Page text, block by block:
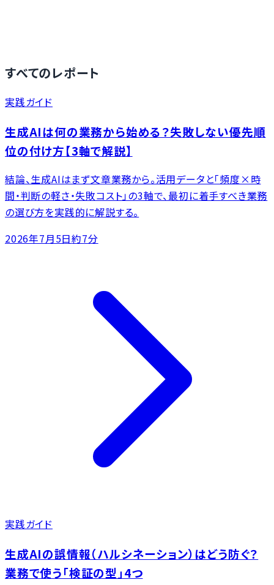
すべてのレポート
実践ガイド
生成AIは何の業務から始める？失敗しない優先順
位の付け方【3軸で解説】
結論、生成AIはまず文章業務から。活用データと「頻度×時
間・判断の軽さ・失敗コスト」の3軸で、最初に着手すべき業務
の選び方を実践的に解説する。
2026年7月5日約7分
実践ガイド
生成AIの誤情報（ハルシネーション）はどう防ぐ？
業務で使う「検証の型」4つ